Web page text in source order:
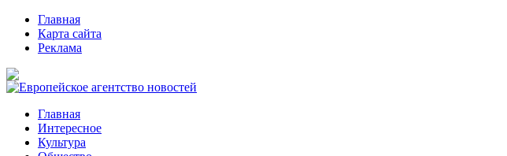
Главная
Карта сайта
Реклама
Главная
Интересное
Культура